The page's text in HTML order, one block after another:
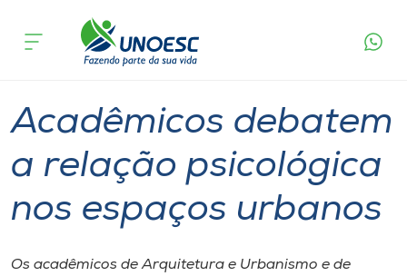
Cursos
Atendimento ao Estudante
Portal de Ensino
acontece
Acadêmicos debatem
a relação psicológica
nos espaços urbanos
Os acadêmicos de Arquitetura e Urbanismo e de